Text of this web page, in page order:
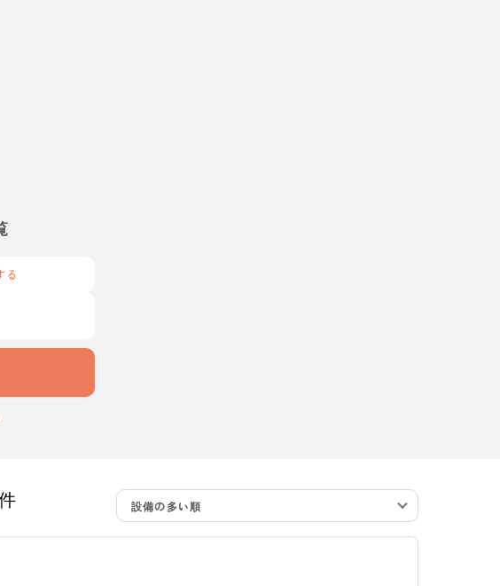
る
設備の多い順